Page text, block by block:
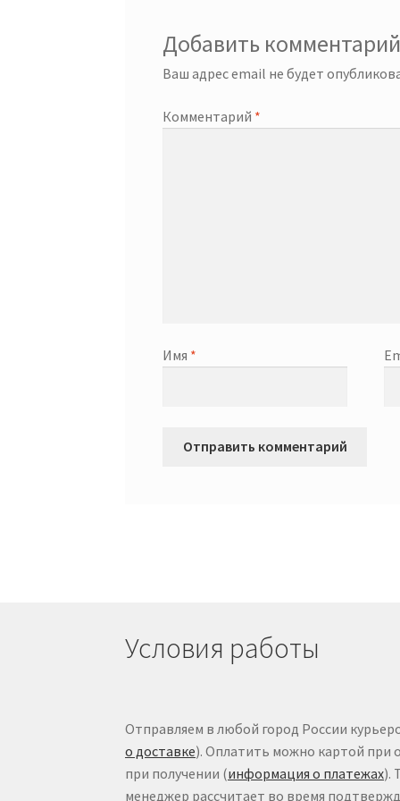
Добавить комментарий
Ваш адрес email не будет
Комментарий *
Имя *
Условия работы
Отправляем в любой город России
о доставке). Оплатить можно картой при
при получении (информация о платежах).
менеджер рассчитает во время